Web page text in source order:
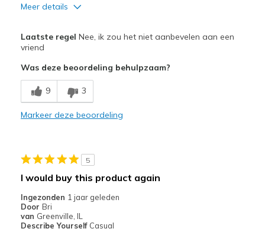
Meer details
Attractive Design
Minpunten
Poor Cushioning
Beste toepassingen
Width
Feels true to width
Sizing
Feels true to size
Laatste regel Nee, ik zou het niet aanbevelen aan een
vriend
Was deze beoordeling behulpzaam?
9 3
Markeer deze beoordeling
5
I would buy this product again
Ingezonden 1 jaar geleden
Door Bri
van Greenville, IL
Describe Yourself Casual